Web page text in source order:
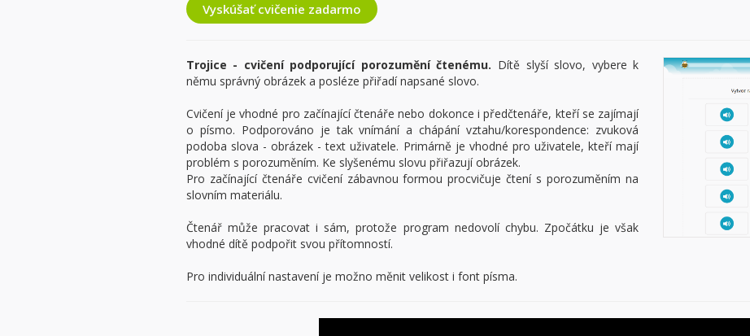
Vyskúšať cvičenie zadarmo
Trojice - cvičení podporující porozumění čtenému. Dítě slyší slovo, vybere k
němu správný obrázek a posléze přiřadí napsané slovo.
Cvičení je vhodné pro začínající čtenáře nebo dokonce i předčtenáře, kteří se zajímají
o písmo. Podporováno je tak vnímání a chápání vztahu/korespondence: zvuková
podoba slova - obrázek - text uživatele. Primárně je vhodné pro uživatele, kteří mají
problém s porozuměním. Ke slyšenému slovu přiřazují obrázek.
Pro začínající čtenáře cvičení zábavnou formou procvičuje čtení s porozuměním na
slovním materiálu.
Čtenář může pracovat i sám, protože program nedovolí chybu. Zpočátku je však
vhodné dítě podpořit svou přítomností.
Pro individuální nastavení je možno měnit velikost i font písma.